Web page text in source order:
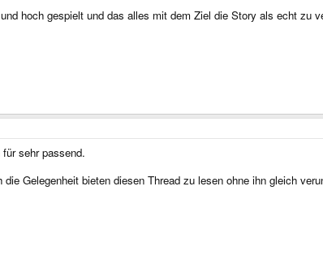
hoch gespielt und das alles mit dem Ziel die Story als echt zu
sehr passend.
Gelegenheit bieten diesen Thread zu lesen ohne ihn gleich